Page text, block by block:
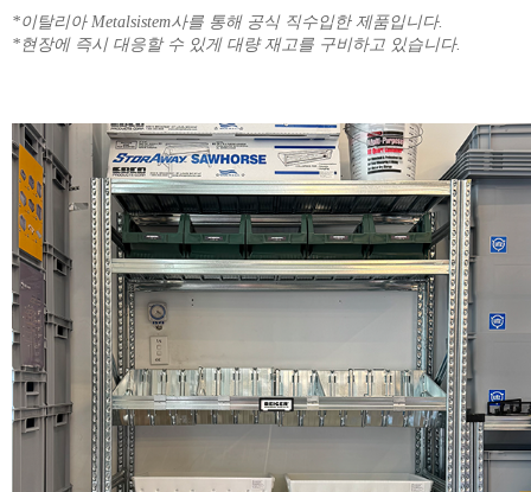
*이탈리아 Metalsistem사를 통해 공식 직수입한 제품입니다.
*현장에 즉시 대응할 수 있게 대량 재고를 구비하고 있습니다.